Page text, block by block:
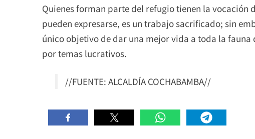
Quienes forman parte del refugio tienen la vocación
pueden expresarse, es un trabajo sacrificado; sin
único objetivo de dar una mejor vida a toda la
por temas lucrativos.
//FUENTE: ALCALDÍA COCHABAMBA//